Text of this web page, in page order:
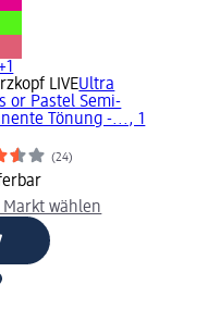
LIVEUltra
or Pastel Semi-
Tönung -..., 1
(24)
Markt wählen